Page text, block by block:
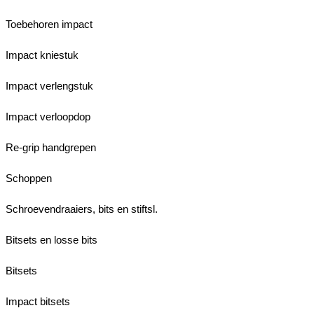
Toebehoren impact
Impact kniestuk
Impact verlengstuk
Impact verloopdop
Re-grip handgrepen
Schoppen
Schroevendraaiers, bits en stiftsl.
Bitsets en losse bits
Bitsets
Impact bitsets